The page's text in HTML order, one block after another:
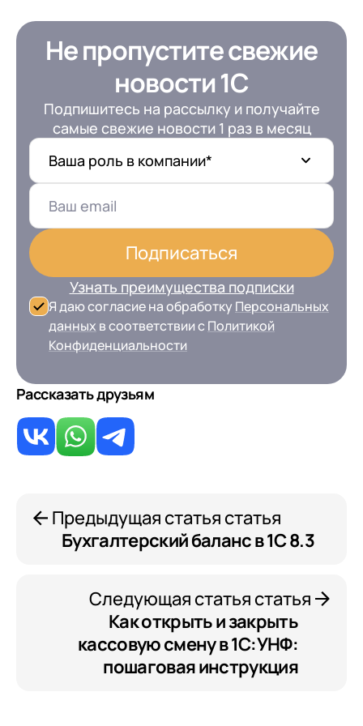
Не пропустите свежие
новости 1С
Подпишитесь на рассылку и получайте
самые свежие новости 1 раз в месяц
Ваша роль в компании*
Подписаться
Узнать преимущества подписки
Я даю согласие на обработку Персональных
данных в соответствии сПолитикой
Конфиденциальности
Рассказать друзьям
Предыдущая статья статья
Бухгалтерский баланс в 1С 8.3
Следующая статья статья
Как открыть и закрыть
кассовую смену в 1С:УНФ:
пошаговая инструкция